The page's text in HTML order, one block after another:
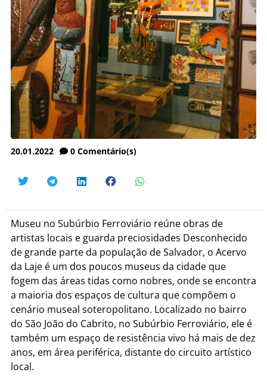
20.01.2022 0 Comentário(s)
Museu no Subúrbio Ferroviário reúne obras de
artistas locais e guarda preciosidades Desconhecido
de grande parte da população de Salvador, o Acervo
da Laje é um dos poucos museus da cidade que
fogem das áreas tidas como nobres, onde se encontra
a maioria dos espaços de cultura que compõem o
cenário museal soteropolitano. Localizado no bairro
do São João do Cabrito, no Subúrbio Ferroviário, ele é
também um espaço de resistência vivo há mais de dez
anos, em área periférica, distante do circuito artístico
local.